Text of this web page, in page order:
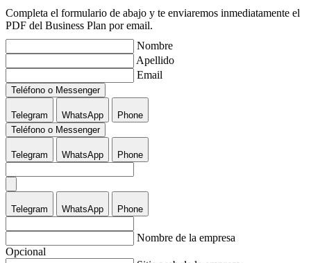
Completa el formulario de abajo y te enviaremos inmediatamente el
PDF del Business Plan por email.
Nombre
Apellido
Email
Teléfono o Messenger
Telegram WhatsApp
Phone
Teléfono o Messenger
Telegram WhatsApp Phone
Telegram WhatsApp Phone
Nombre de la empresa
Opcional